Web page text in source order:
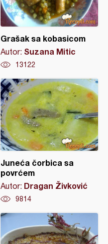
Grašak sa kobasicom
Autor: Suzana Mitic
13122
Juneća čorbica sa
povrćem
Autor: Dragan Živković
9814